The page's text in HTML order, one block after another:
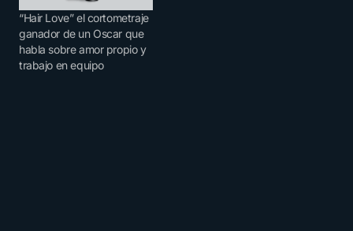
“Hair Love” el cortometraje
ganador de un Oscar que
habla sobre amor propio y
trabajo en equipo